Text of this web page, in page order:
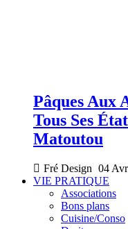
Pâques Aux
Tous Ses
Matoutou
Fré Design 04
VIE PRATIQUE
Associations
Bons plans
Cuisine/Conso